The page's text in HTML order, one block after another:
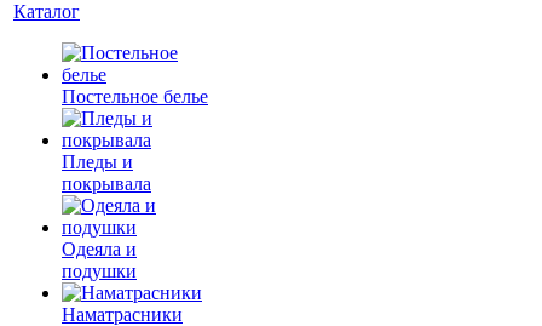
Каталог
Постельное белье
Пледы и
покрывала
Одеяла и
подушки
Наматрасники